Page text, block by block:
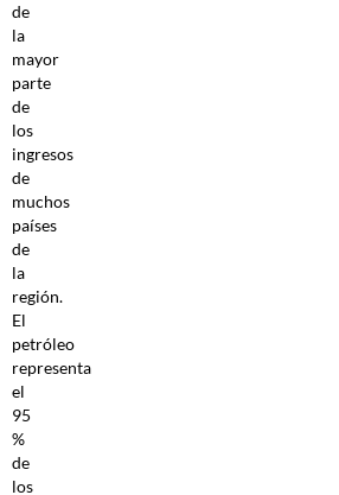
de
la
mayor
parte
de
los
ingresos
de
muchos
países
de
la
región.
El
petróleo
representa
el
95
%
de
los